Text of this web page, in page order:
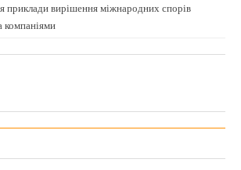
приклади вирішення міжнародних спорів